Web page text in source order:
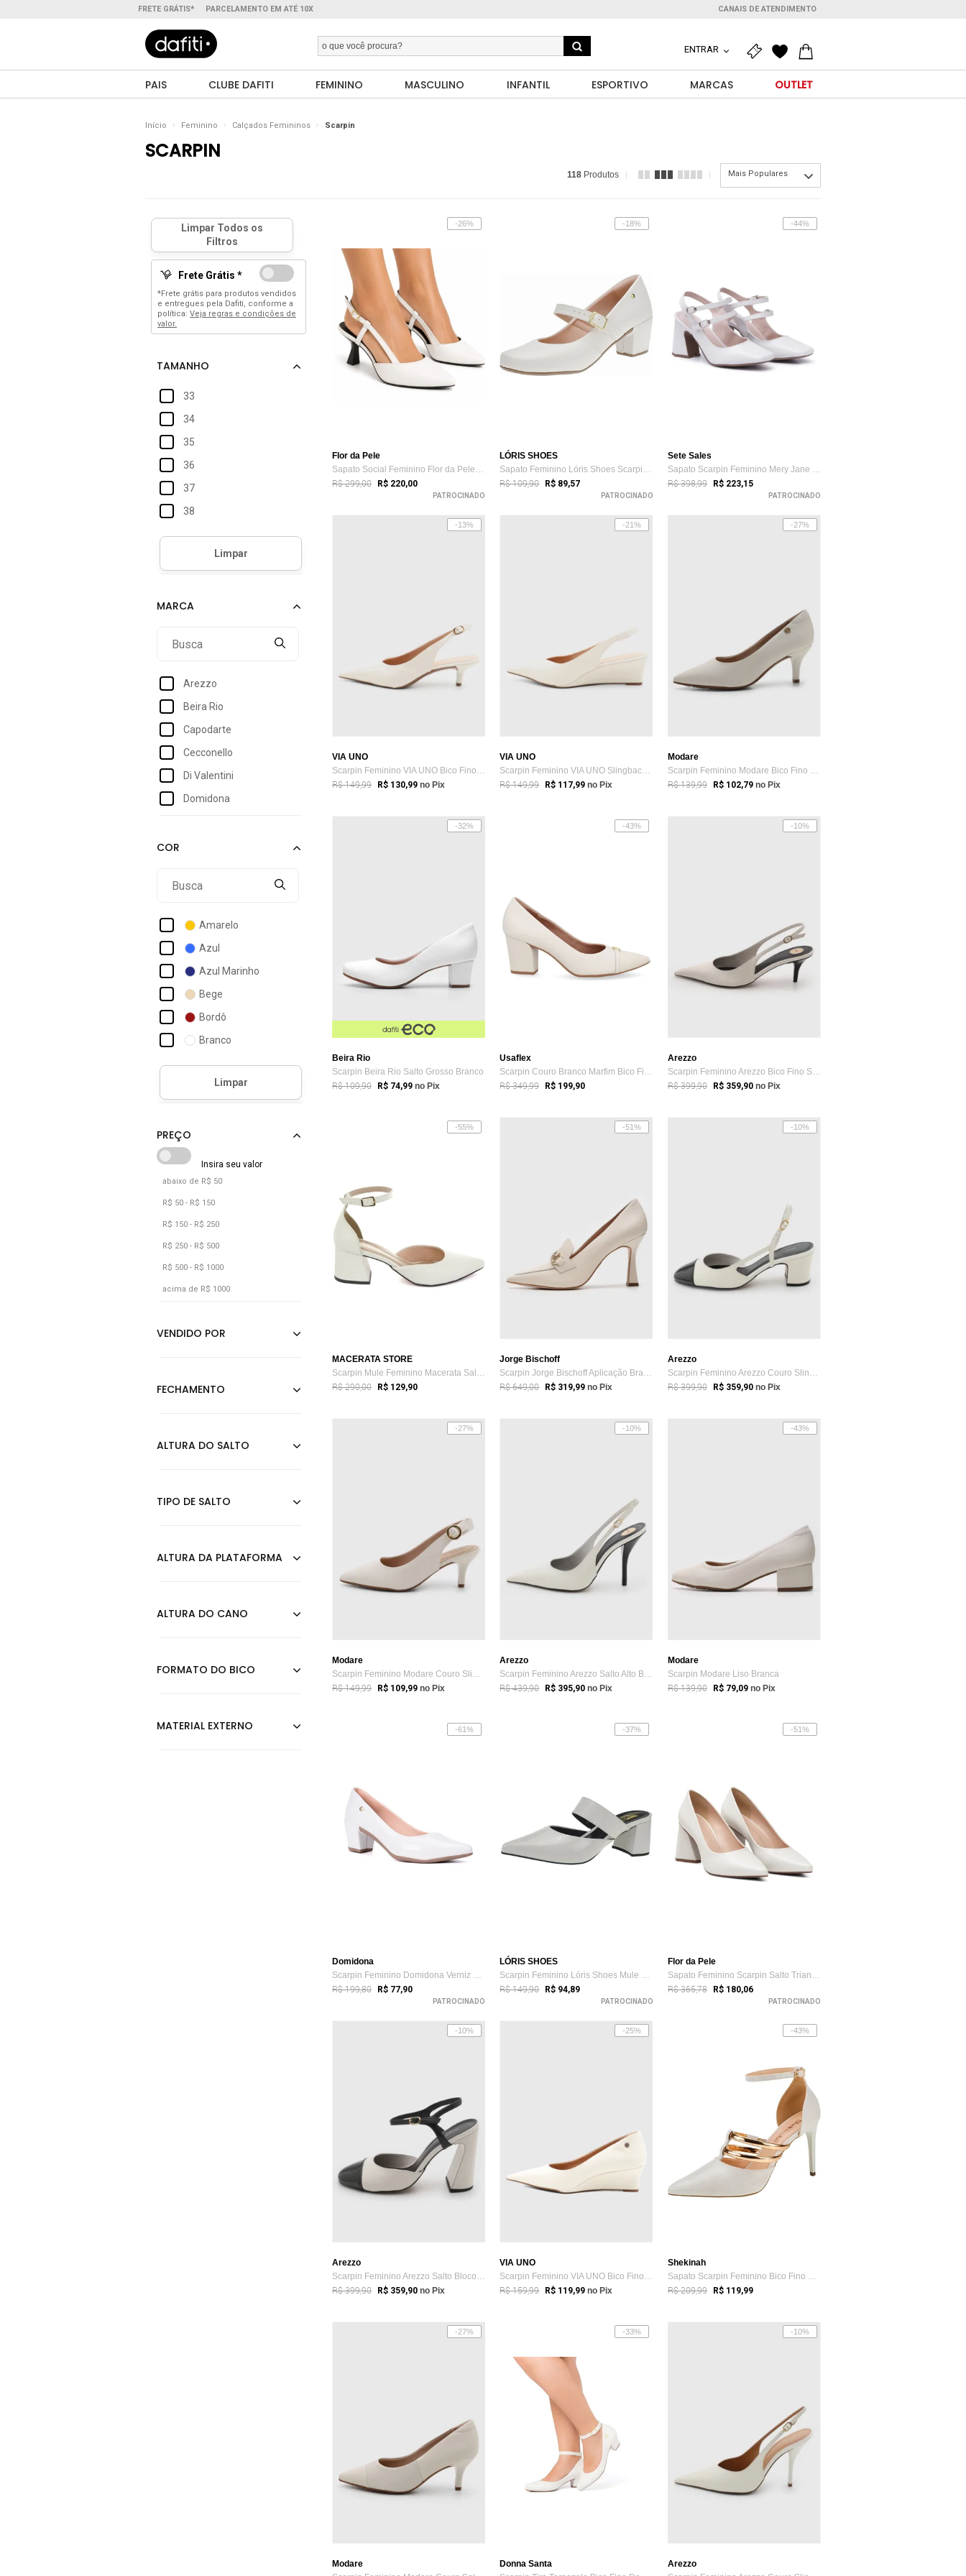
FRETE GRÁTIS* PARCELAMENTO EM ATÉ 10X CANAIS DE ATENDIMENTO
ENTRAR
PAIS CLUBE DAFITI FEMININO MASCULINO INFANTIL ESPORTIVO MARCAS OUTLET
Início Feminino Calçados Femininos Scarpin
SCARPIN
118 Produtos Mais Populares
Frete Grátis *
*Frete grátis para produtos vendidos
e entregues pela Dafiti, conforme a
política: Veja regras e condições de
valor.
33
34
35
36
37
38
39
42
Arezzo
Beira Rio
Capodarte
Cecconello
Di Valentini
Domidona
Flor Da Pele
Modare
Amarelo
Azul
Azul Marinho
Bege
Bordô
Branco
Bronze
Café
Cinza
Cobre
Cáqui
Dourado
Estampado
Grafite
Laranja
abaixo de R$ 50
R$ 50 - R$ 150
R$ 150 - R$ 250
R$ 250 - R$ 500
R$ 500 - R$ 1000
acima de R$ 1000
-26%
Flor da Pele
Sapato Social Feminino Flor da Pele Scar...
R$ 299,00 R$ 220,00
PATROCINADO
-18%
LÓRIS SHOES
Sapato Feminino Lóris Shoes Scarpin Bone...
R$ 109,90 R$ 89,57
PATROCINADO
-44%
Sete Sales
Sapato Scarpin Feminino Mery Jane Salto ...
R$ 398,99 R$ 223,15
PATROCINADO
-13%
VIA UNO
Scarpin Feminino VIA UNO Bico Fino Branco
R$ 149,99 R$ 130,99 no Pix
-21%
VIA UNO
Scarpin Feminino VIA UNO Slingback Salto...
R$ 149,99 R$ 117,99 no Pix
-27%
Modare
Scarpin Feminino Modare Bico Fino Salto ...
R$ 139,99 R$ 102,79 no Pix
-32%
Beira Rio
Scarpin Beira Rio Salto Grosso Branco
R$ 109,90 R$ 74,99 no Pix
-43%
Usaflex
Scarpin Couro Branco Marfim Bico Fino Enfeite
R$ 349,99 R$ 199,90
-10%
Arezzo
Scarpin Feminino Arezzo Bico Fino Slingback Branco
R$ 399,90 R$ 359,90 no Pix
-55%
MACERATA STORE
Scarpin Mule Feminino Macerata Salome Bi...
R$ 290,00 R$ 129,90
-51%
Jorge Bischoff
Scarpin Jorge Bischoff Aplicação Branco
R$ 649,00 R$ 319,99 no Pix
-10%
Arezzo
Scarpin Feminino Arezzo Couro Slingback ...
R$ 399,90 R$ 359,90 no Pix
-27%
Modare
Scarpin Feminino Modare Couro Slingback Branco
R$ 149,99 R$ 109,99 no Pix
-10%
Arezzo
Scarpin Feminino Arezzo Salto Alto Branco
R$ 439,90 R$ 395,90 no Pix
-43%
Modare
Scarpin Modare Liso Branca
R$ 139,90 R$ 79,09 no Pix
-61%
Domidona
Scarpin Feminino Domidona Verniz Salto B...
R$ 199,80 R$ 77,90
PATROCINADO
-37%
LÓRIS SHOES
Scarpin Feminino Lóris Shoes Mule Social...
R$ 149,90 R$ 94,89
PATROCINADO
-51%
Flor da Pele
Sapato Feminino Scarpin Salto Triangulo ...
R$ 365,78 R$ 180,06
PATROCINADO
-10%
Arezzo
Scarpin Feminino Arezzo Salto Bloco Bicolor Branco
R$ 399,90 R$ 359,90 no Pix
-25%
VIA UNO
Scarpin Feminino VIA UNO Bico Fino Branco
R$ 159,99 R$ 119,99 no Pix
-43%
Shekinah
Sapato Scarpin Feminino Bico Fino Salto ...
R$ 209,99 R$ 119,99
-27%
Modare
-33%
Donna Santa
-10%
Arezzo